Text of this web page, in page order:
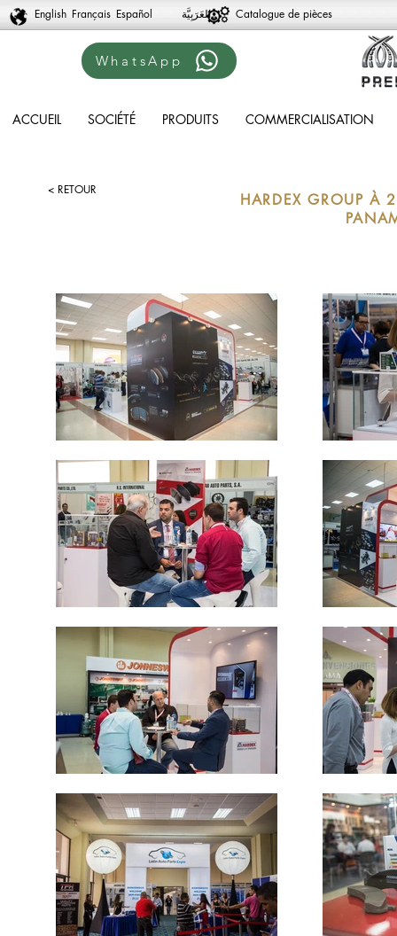
English Français Español العَرَبِيَّة‎‎ Catalogue de pièces
WhatsApp
< RETOUR
HARDEX GROUP À
ACCUEIL SOCIÉTÉ PRODUITS COMMERCIALISATION